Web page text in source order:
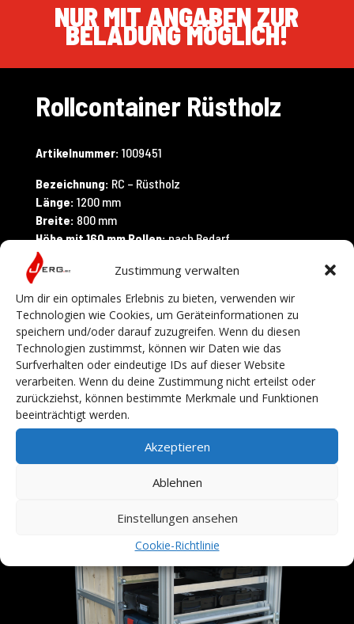
Zustimmung verwalten
Um dir ein optimales Erlebnis zu bieten, verwenden wir
Technologien wie Cookies, um Geräteinformationen zu
speichern und/oder darauf zuzugreifen. Wenn du diesen
Technologien zustimmst, können wir Daten wie das
Surfverhalten oder eindeutige IDs auf dieser Website
verarbeiten. Wenn du deine Zustimmung nicht erteilst oder
zurückziehst, können bestimmte Merkmale und Funktionen
beeinträchtigt werden.
Akzeptieren
Ablehnen
Einstellungen ansehen
Cookie-Richtlinie
NUR MIT ANGABEN ZUR
BELADUNG MÖGLICH!
Rollcontainer Rüstholz
Artikelnummer: 1009451
Bezeichnung: RC – Rüstholz
Länge: 1200 mm
Breite: 800 mm
Höhe mit 160 mm Rollen:nach Bedarf
Höhe mit 200 mm Rollen:
Leergewicht:
100 kg
Inkl. Lagerung für:
20x Kanthölzer
1x Motorkettensäge
2x Koffer Abdeckplane
1x Koffer Akkubohrmachine
2x Koffer Holzschrauben- Set
3x Koffer Zubehör z.B. Schrauben, Nägel usw…